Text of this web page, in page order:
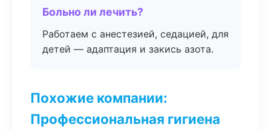
Больно ли лечить?
Работаем с анестезией, седацией, для
детей — адаптация и закись азота.
Похожие компании:
Профессиональная гигиена